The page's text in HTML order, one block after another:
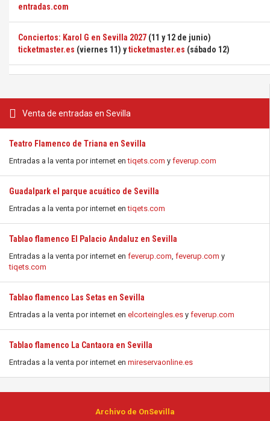
Venta de entradas en Sevilla
Teatro Flamenco de Triana en Sevilla
Entradas a la venta por internet entiqets.com y feverup.com
Guadalpark el parque acuático de Sevilla
Entradas a la venta por internet entiqets.com
Tablao flamenco El Palacio Andaluz en Sevilla
Entradas a la venta por internet en feverup.com, feverup.com y
tiqets.com
Tablao flamenco Las Setas en Sevilla
Entradas a la venta por internet en elcorteingles.es y feverup.com
Tablao flamenco La Cantaora en Sevilla
Entradas a la venta por internet en mireservaonline.es
entradas.com
Conciertos: Karol G en Sevilla 2027 (11 y 12 de junio)
ticketmaster.es (viernes 11) yticketmaster.es (sábado 12)
Archivo de OnSevilla